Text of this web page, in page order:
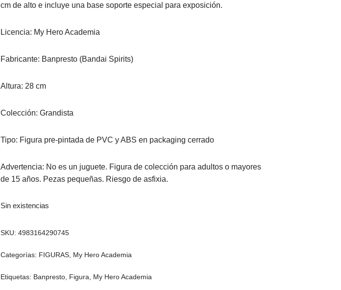
cm de alto e incluye una base soporte especial para exposición.
Licencia: My Hero Academia
Fabricante: Banpresto (Bandai Spirits)
Altura: 28 cm
Colección: Grandista
Tipo: Figura pre-pintada de PVC y ABS en packaging cerrado
Advertencia: No es un juguete. Figura de colección para adultos o mayores
de 15 años. Pezas pequeñas. Riesgo de asfixia.
Sin existencias
SKU:4983164290745
Categorías: FIGURAS My Hero Academia
Etiquetas: Banpresto Figura My Hero Academia